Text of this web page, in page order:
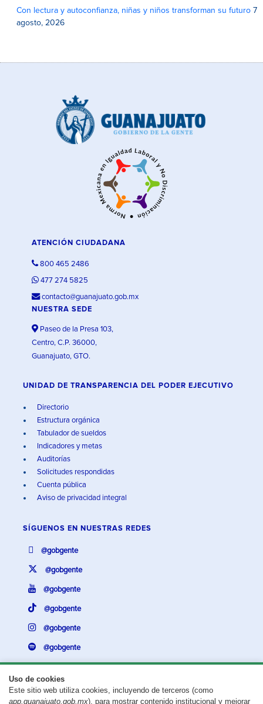
Con lectura y autoconfianza, niñas y niños transforman su futuro 7
agosto, 2026
Uso de cookies
Este sitio web utiliza cookies, incluyendo de terceros (como
app.guanajuato.gob.mx), para mostrar contenido institucional y mejorar
ATENCIÓN CIUDADANA
800 465 2486
477 274 5825
contacto@guanajuato.gob.mx
NUESTRA SEDE
Paseo de la Presa 103,
Centro, C.P. 36000,
Guanajuato, GTO.
UNIDAD DE TRANSPARENCIA DEL PODER EJECUTIVO
Directorio
Estructura orgánica
Tabulador de sueldos
Indicadores y metas
Auditorías
Solicitudes respondidas
Cuenta pública
Aviso de privacidad integral
SÍGUENOS EN NUESTRAS REDES
@gobgente
@gobgente
@gobgente
@gobgente
@gobgente
@gobgente
¿Existe algún problema con esta página?Repórtalo aquí.